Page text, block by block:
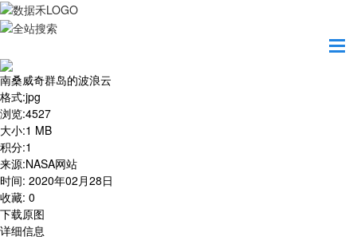
南桑威奇群岛的波浪云
格式:jpg
浏览:4527
大小:1 MB
积分:1
来源:NASA网站
时间: 2020年02月28日
收藏: 0
下载原图
详细信息